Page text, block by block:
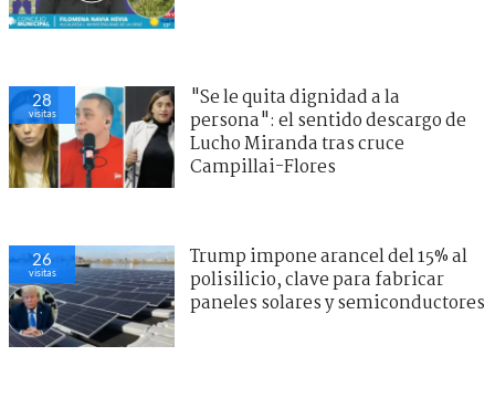
28
visitas
"Se le quita dignidad a la
persona": el sentido descargo de
Lucho Miranda tras cruce
Campillai-Flores
26
visitas
Trump impone arancel del 15% al
polisilicio, clave para fabricar
paneles solares y semiconductores